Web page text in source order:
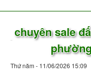
chuyên sale
Thứ năm - 11/06/2026 15:09